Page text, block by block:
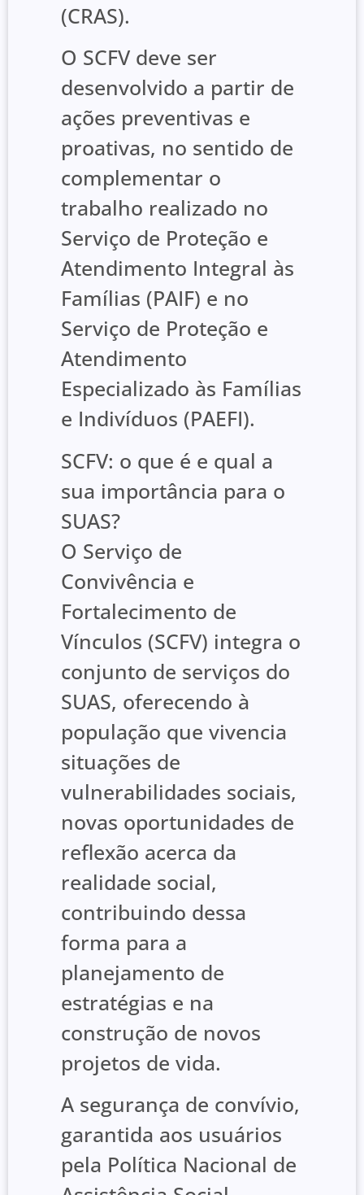
(CRAS).
O SCFV deve ser
desenvolvido a partir de
ações preventivas e
proativas, no sentido de
complementar o
trabalho realizado no
Serviço de Proteção e
Atendimento Integral às
Famílias (PAIF) e no
Serviço de Proteção e
Atendimento
Especializado às Famílias
e Indivíduos (PAEFI).
SCFV: o que é e qual a
sua importância para o
SUAS?
O Serviço de
Convivência e
Fortalecimento de
Vínculos (SCFV) integra o
conjunto de serviços do
SUAS, oferecendo à
população que vivencia
situações de
vulnerabilidades sociais,
novas oportunidades de
reflexão acerca da
realidade social,
contribuindo dessa
forma para a
planejamento de
estratégias e na
construção de novos
projetos de vida.
A segurança de convívio,
garantida aos usuários
pela Política Nacional de